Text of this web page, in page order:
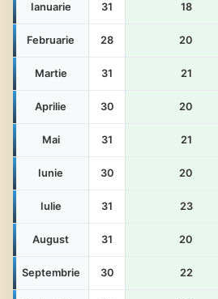
Ianuarie 31 18
Februarie 28 20
Martie 31 21
Aprilie 30 20
Mai 31 21
Iunie 30 20
Iulie 31 23
August 31 20
Septembrie 30 22